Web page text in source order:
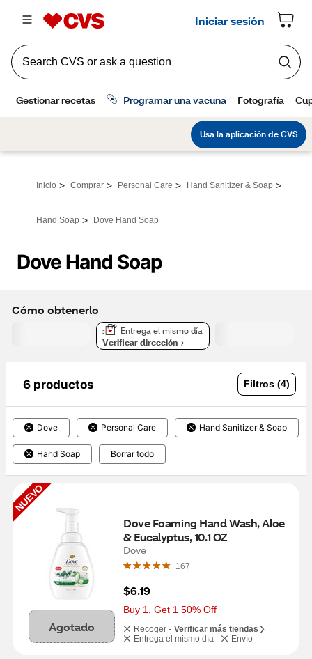
Inicio > Comprar > Personal Care > Hand Sanitizer & Soap >
Hand Soap > Dove Hand Soap
Dove Hand Soap
Cómo obtenerlo
Entrega el mismo día
Verificar dirección
6 productos Filtros (4)
Dove Personal Care Hand Sanitizer & Soap
Hand Soap Borrar todo
NUEVO
Agotado
Dove Foaming Hand Wash, Aloe
& Eucalyptus, 10.1 OZ
Dove
167
$6.19
Buy 1, Get 1 50% Off
Recoger - Verificar más tiendas
Entrega el mismo día
Envío